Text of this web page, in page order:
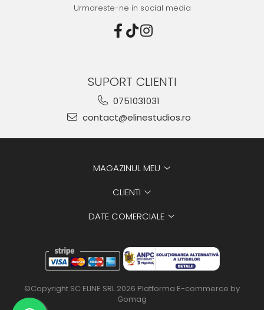
Urmareste-ne in social media
SUPORT CLIENTI
0751031031
contact@elinestudios.ro
MAGAZINUL MEU
CLIENTI
DATE COMERCIALE
©Copyright SC ELINE SRL 2026 Platforma E-commerce by
Gomag